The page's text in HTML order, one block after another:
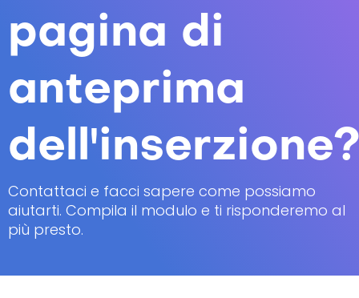
pagina di
anteprima
Contattaci e facci sapere come possiamo
aiutarti. Compila il modulo e ti risponderemo al
più presto.